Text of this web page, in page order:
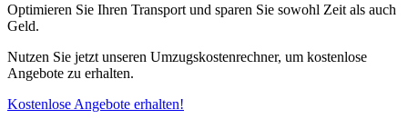
Optimieren Sie Ihren Transport und sparen Sie sowohl Zeit als auch
Geld.
Nutzen Sie jetzt unseren Umzugskostenrechner, um kostenlose
Angebote zu erhalten.
Kostenlose Angebote erhalten!